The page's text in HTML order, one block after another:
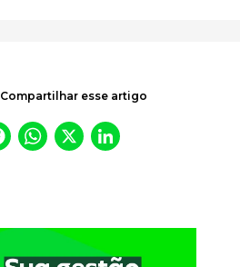
Compartilhar esse artigo
Facebook
WhatsApp
X